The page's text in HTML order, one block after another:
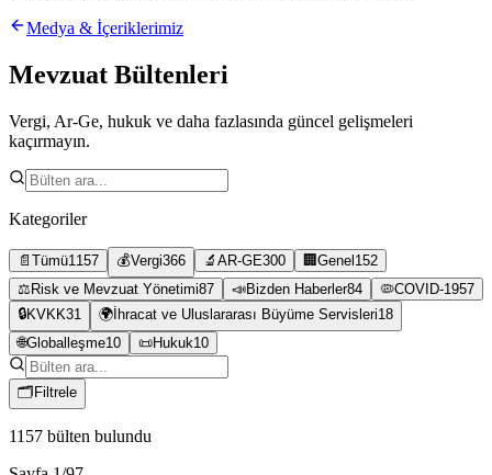
Medya & İçeriklerimiz
Mevzuat Bültenleri
Vergi, Ar-Ge, hukuk ve daha fazlasında güncel gelişmeleri
kaçırmayın.
Kategoriler
📄 Tümü1157 💰Vergi366 🔬 AR-GE300 🏢 Genel 152
⚖️ Risk ve Mevzuat Yönetimi87 📣Bizden Haberler84 🦠COVID-1957
🔒KVKK31 🌍 İhracat ve Uluslararası Büyüme Servisleri18
🌐Globalleşme10 📜Hukuk10
🗂 Filtrele
1157 bülten bulundu